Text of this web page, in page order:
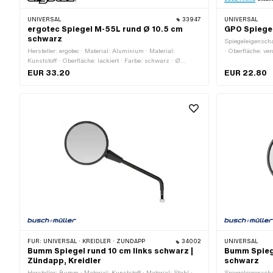
UNIVERSAL 33947
ergotec Spiegel M-55L rund Ø 10.5 cm
schwarz
Hersteller: ergotec · Material: Aluminium · Material:
Kunststoff · Oberfläche: lackiert · Farbe: schwarz · Ø
Spiegelfläche: 105 mm · Ø Spiegelstange: 7.8 mm · Länge
EUR 33.20
UNIVERSAL
GPO
· Oberfläche:
260 mm ·
EUR 22.80
FÜR: UNIVERSAL · KREIDLER · ZÜNDAPP 34002
Bumm Spiegel rund 10 cm links schwarz |
Zündapp, Kreidler
UNIVERSAL
Bumm
schwarz